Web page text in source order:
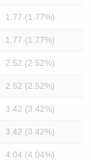
1.77 (1.77%)
1.77 (1.77%)
2.52 (2.52%)
2.52 (2.52%)
3.42 (3.42%)
3.42 (3.42%)
4.04 (4.04%)